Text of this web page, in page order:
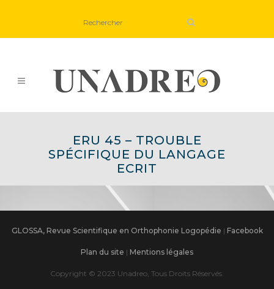
ERU 45 – TROUBLE
SPÉCIFIQUE DU LANGAGE
ECRIT
GLOSSA, Revue Scientifique en Orthophonie Logopédie | Facebook
Plan du site | Mentions légales
Copyright © 2023 Unadreo, Tous Droits Réservés.